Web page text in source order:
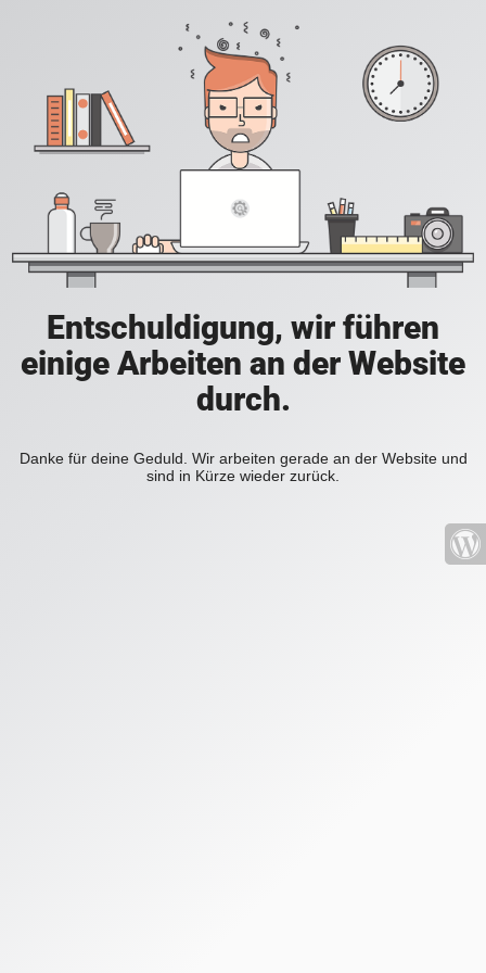
Entschuldigung, wir führen
einige Arbeiten an der Website
durch.
Danke für deine Geduld. Wir arbeiten gerade an der Website und
sind in Kürze wieder zurück.